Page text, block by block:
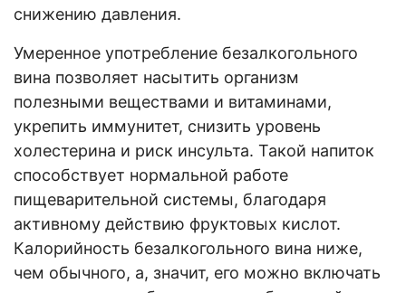
снижению давления.
Умеренное употребление безалкогольного
вина позволяет насытить организм
полезными веществами и витаминами,
укрепить иммунитет, снизить уровень
холестерина и риск инсульта. Такой напиток
способствует нормальной работе
пищеварительной системы, благодаря
активному действию фруктовых кислот.
Калорийность безалкогольного вина ниже,
чем обычного, а, значит, его можно включать